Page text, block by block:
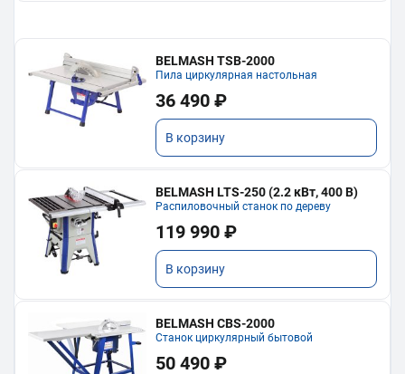
BELMASH TSB-2000
Пила циркулярная настольная
36 490 ₽
В корзину
BELMASH LTS-250 (2.2 кВт, 400 В)
Распиловочный станок по дереву
119 990 ₽
В корзину
BELMASH CBS-2000
Станок циркулярный бытовой
50 490 ₽